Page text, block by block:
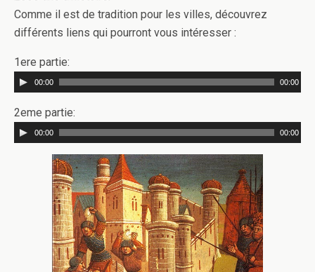
Comme il est de tradition pour les villes, découvrez
différents liens qui pourront vous intéresser :
1ere partie:
00:00 00:00
2eme partie:
00:00 00:00